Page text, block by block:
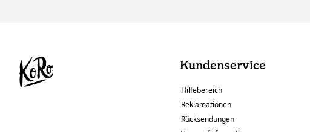
Kundenservice
Hilfebereich
Reklamationen
Rücksendungen